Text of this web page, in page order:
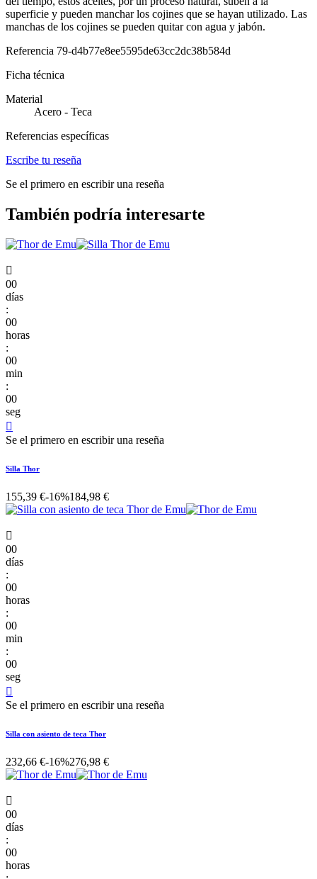
superficie y pueden manchar los cojines que se hayan utilizado. Las
manchas de los cojines se pueden quitar con agua y jabón.
Referencia 79-d4b77e8ee5595de63cc2dc38b584d
Ficha técnica
Material
Acero - Teca
Referencias específicas
Escribe tu reseña
Se el primero en escribir una reseña
También podría interesarte

00
días
:
00
horas
:
00
min
:
00
seg

Se el primero en escribir una reseña
Silla Thor
155,39 €-16%184,98 €

00
días
:
00
horas
:
00
min
:
00
seg

Se el primero en escribir una reseña
Silla con asiento de teca Thor
232,66 €-16%276,98 €

00
días
:
00
horas